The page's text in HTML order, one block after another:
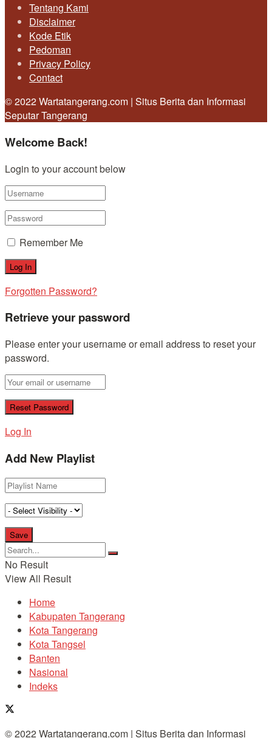
Tentang Kami
Disclaimer
Kode Etik
Pedoman
Privacy Policy
Contact
© 2022 Wartatangerang.com | Situs Berita dan Informasi
Seputar Tangerang
Welcome Back!
Login to your account below
Remember Me
Forgotten Password?
Retrieve your password
Please enter your username or email address to reset your
password.
Log In
Add New Playlist
No Result
View All Result
Home
Kabupaten Tangerang
Kota Tangerang
Kota Tangsel
Banten
Nasional
Indeks
© 2022 Wartatangerang.com | Situs Berita dan Informasi